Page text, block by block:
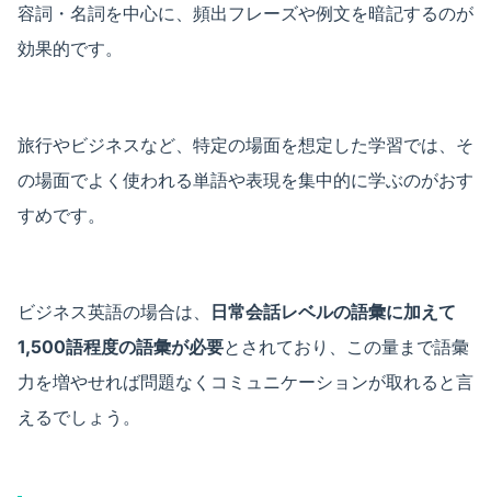
容詞・名詞を中心に、頻出フレーズや例文を暗記するのが
効果的です。
旅行やビジネスなど、特定の場面を想定した学習では、そ
の場面でよく使われる単語や表現を集中的に学ぶのがおす
すめです。
ビジネス英語の場合は、 日常会話レベルの語彙に加えて
1,500語程度の語彙が必要とされており、この量まで語彙
力を増やせれば問題なくコミュニケーションが取れると言
えるでしょう。